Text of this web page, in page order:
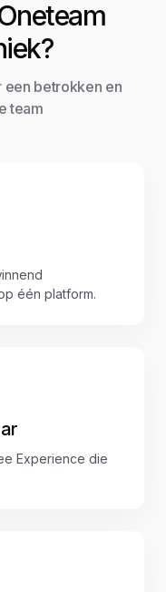
een betrokken en
team
één platform.
Experience die